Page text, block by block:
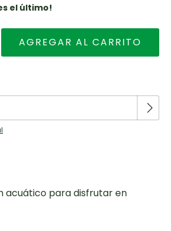
el último!
acuático para disfrutar en